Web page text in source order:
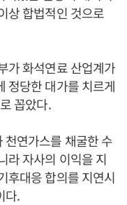
상 합법적인 것으로
가 화석연료 산업계가
정당한 대가를 치르게
꼽았다.
천연가스를 채굴한 수
라 자사의 이익을 지
후대응 합의를 지연시
다.